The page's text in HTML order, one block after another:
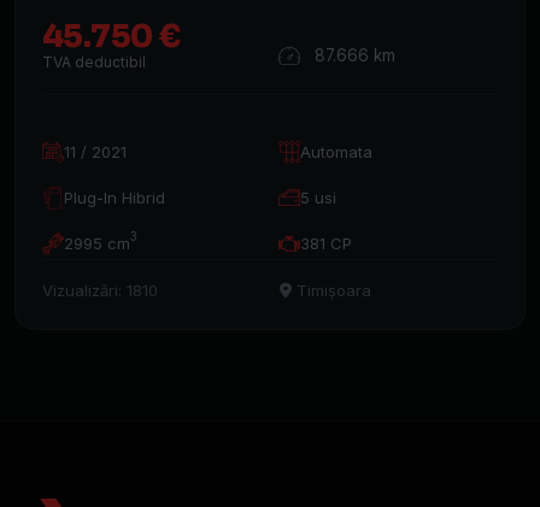
45.750 €
TVA deductibil 87.666 km
11 / 2021 Automata
Plug-In Hibrid 5 usi
2995 cm3 381 CP
Vizualizări: 1810 Timișoara